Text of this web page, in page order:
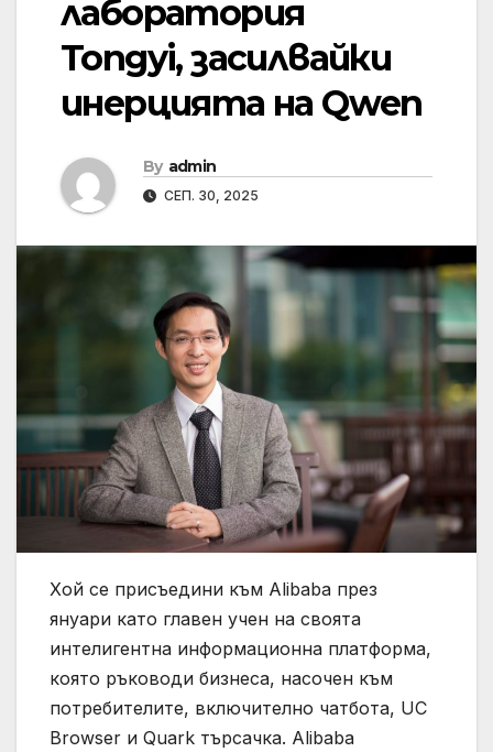
лаборатория
Tongyi, засилвайки
инерцията на Qwen
By admin
СЕП. 30, 2025
Хой се присъедини към Alibaba през
януари като главен учен на своята
интелигентна информационна платформа,
която ръководи бизнеса, насочен към
потребителите, включително чатбота, UC
Browser и Quark търсачка. Alibaba